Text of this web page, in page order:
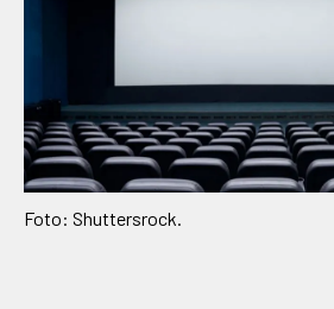
Foto: Shuttersrock.